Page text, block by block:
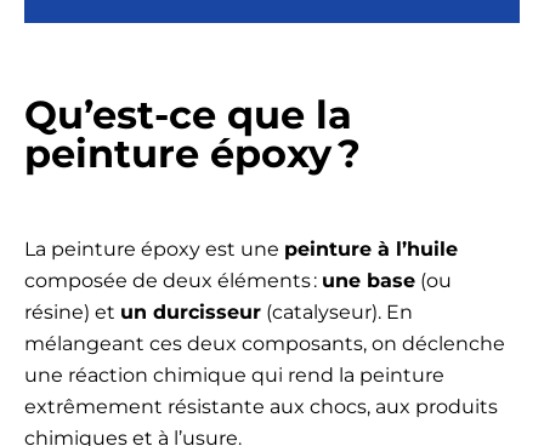
Qu’est-ce que la
peinture époxy ?
La peinture époxy est une peinture à l’huile
composée de deux éléments : une base (ou
résine) et un durcisseur (catalyseur). En
mélangeant ces deux composants, on déclenche
une réaction chimique qui rend la peinture
extrêmement résistante aux chocs, aux produits
chimiques et à l’usure.